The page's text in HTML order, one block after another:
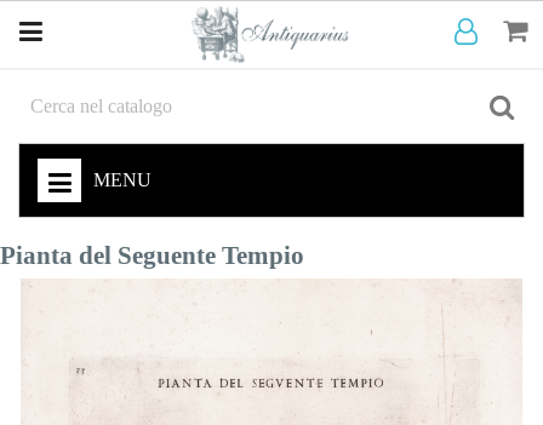
MENU
Pianta del Seguente Tempio